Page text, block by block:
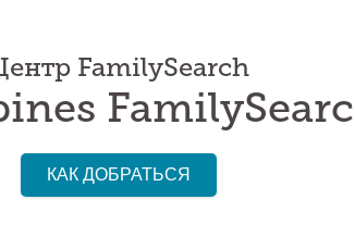
FamilySearch
КАК ДОБРАТЬСЯ